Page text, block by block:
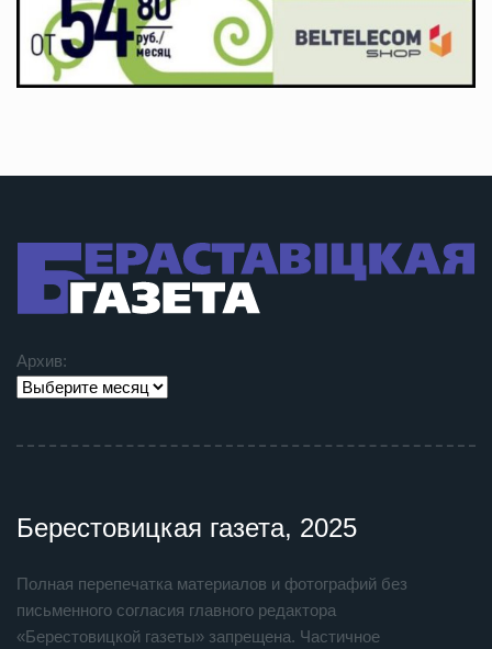
Архив:
Берестовицкая газета, 2025
Полная перепечатка материалов и фотографий без
письменного согласия главного редактора
«Берестовицкой газеты» запрещена. Частичное